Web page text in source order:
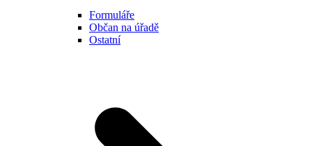
Formuláře
Občan na úřadě
Ostatní